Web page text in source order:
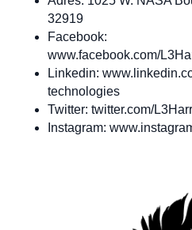
32919
Facebook:
www.facebook.com/
Linkedin:
technologies
Twitter: twitter.com/
Instagram: